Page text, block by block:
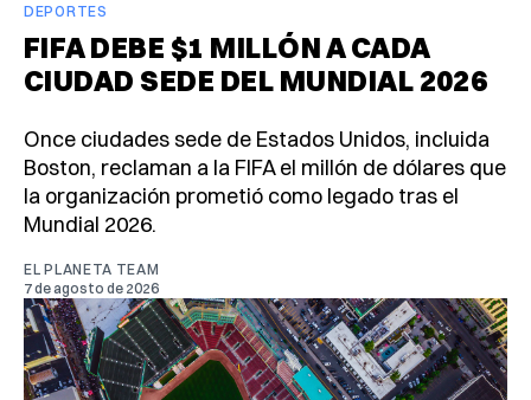
DEPORTES
FIFA DEBE $1 MILLÓN A CADA
CIUDAD SEDE DEL MUNDIAL 2026
Once ciudades sede de Estados Unidos, incluida
Boston, reclaman a la FIFA el millón de dólares que
la organización prometió como legado tras el
Mundial 2026.
EL PLANETA TEAM
7 de agosto de 2026